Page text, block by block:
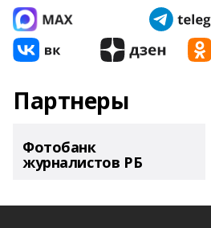
Партнеры
Фотобанк
журналистов РБ